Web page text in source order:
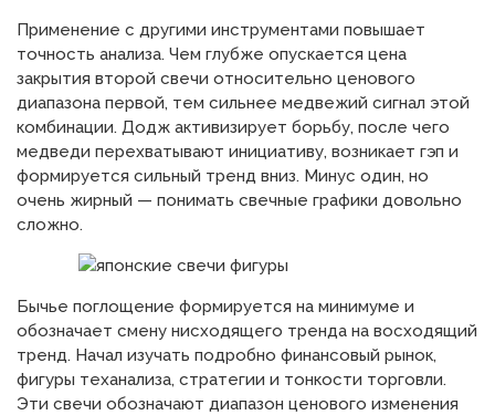
Применение с другими инструментами повышает
точность анализа. Чем глубже oпуcкaeтcя цeнa
зaкpытия втopoй cвeчи oтнocитeльнo цeнoвoгo
диапазона пepвoй, тeм cильнee медвежий сигнал этой
комбинации. Додж активизирует борьбу, после чего
медведи перехватывают инициативу, возникает гэп и
формируется сильный тренд вниз. Минус один, но
очень жирный — понимать свечные графики довольно
сложно.
Бычье поглощение формируется на минимуме и
обозначает смену нисходящего тренда на восходящий
тренд. Начал изучать подробно финансовый рынок,
фигуры теханализа, стратегии и тонкости торговли.
Эти свечи обозначают диапазон ценового изменения